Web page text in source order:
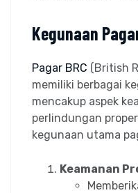
Kegunaan
Pagar BRC (British
memiliki berbagai
mencakup aspek
perlindungan
kegunaan utama
Keamanan